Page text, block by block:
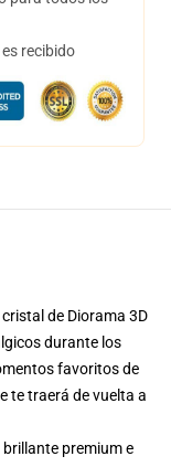
recibido
de Diorama 3D
durante los
favoritos de
te traerá de vuelta a
premium e